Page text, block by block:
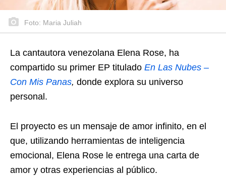
Foto: Maria Juliah
La cantautora venezolana Elena Rose, ha
compartido su primer EP titulado En Las Nubes –
Con Mis Panas, donde explora su universo
personal.
El proyecto es un mensaje de amor infinito, en el
que, utilizando herramientas de inteligencia
emocional, Elena Rose le entrega una carta de
amor y otras experiencias al público.